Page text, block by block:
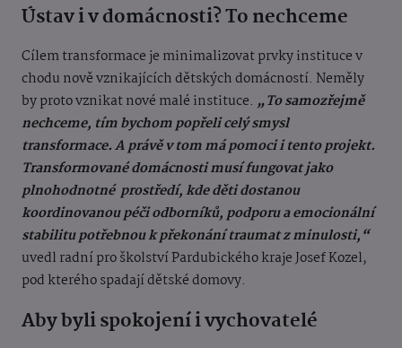
Ústav i v domácnosti? To nechceme
Cílem transformace je minimalizovat prvky instituce v
chodu nově vznikajících dětských domácností. Neměly
by proto vznikat nové malé instituce. „To samozřejmě
nechceme, tím bychom popřeli celý smysl
transformace. A právě v tom má pomoci i tento projekt.
Transformované domácnosti musí fungovat jako
plnohodnotné prostředí, kde děti dostanou
koordinovanou péči odborníků, podporu a emocionální
stabilitu potřebnou k překonání traumat z minulosti,“
uvedl radní pro školství Pardubického kraje Josef Kozel,
pod kterého spadají dětské domovy.
Aby byli spokojení i vychovatelé